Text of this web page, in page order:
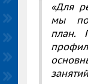
«Для
мы
план.